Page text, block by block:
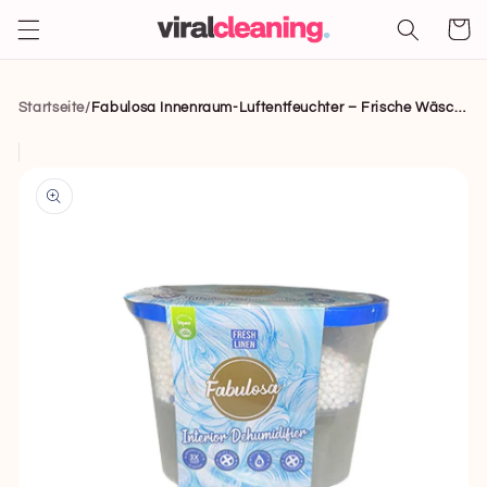
zum
Startseite/ Fabulosa Innenraum-Luftentfeuchter – Frische Wäsche
zu den